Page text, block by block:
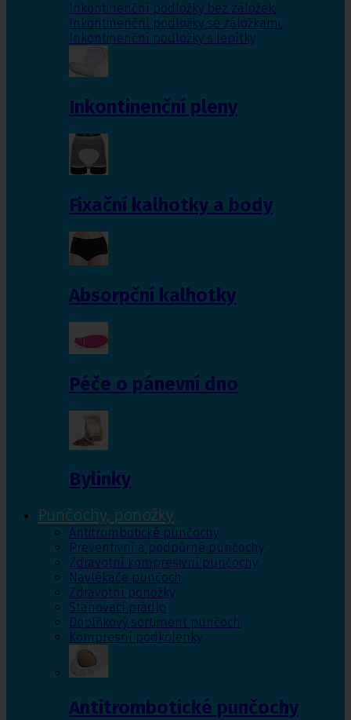
Inkontinenční podložky bez záložek,
Inkontinenční podložky se záložkami,
Inkontinenční podložky s lepítky
Inkontinenční pleny
Fixační kalhotky a body
Absorpční kalhotky
Péče o pánevní dno
Bylinky
Punčochy, ponožky
Antitrombotické punčochy
Preventivní a podpůrné punčochy
Zdravotní kompresivní punčochy
Navlékače punčoch
Zdravotní ponožky
Stahovací prádlo
Doplňkový sortiment punčoch
Kompresní podkolenky
Antitrombotické punčochy